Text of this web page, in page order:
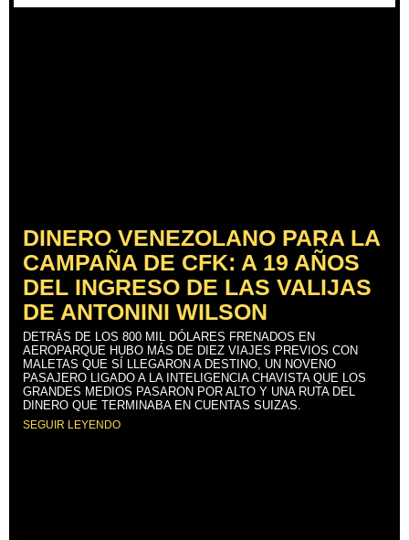
DINERO VENEZOLANO PARA LA
CAMPAÑA DE CFK: A 19 AÑOS
DEL INGRESO DE LAS VALIJAS
DE ANTONINI WILSON
DETRÁS DE LOS 800 MIL DÓLARES FRENADOS EN
AEROPARQUE HUBO MÁS DE DIEZ VIAJES PREVIOS CON
MALETAS QUE SÍ LLEGARON A DESTINO, UN NOVENO
PASAJERO LIGADO A LA INTELIGENCIA CHAVISTA QUE LOS
GRANDES MEDIOS PASARON POR ALTO Y UNA RUTA DEL
DINERO QUE TERMINABA EN CUENTAS SUIZAS.
SEGUIR LEYENDO